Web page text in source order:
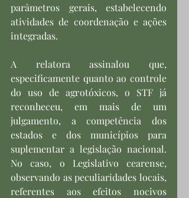
parâmetros gerais, estabelecendo
atividades de coordenação e ações
integradas.
A relatora assinalou que,
especificamente quanto ao controle
do uso de agrotóxicos, o STF já
reconheceu, em mais de um
julgamento, a competência dos
estados e dos municípios para
suplementar a legislação nacional.
No caso, o Legislativo cearense,
observando as peculiaridades locais,
referentes aos efeitos nocivos